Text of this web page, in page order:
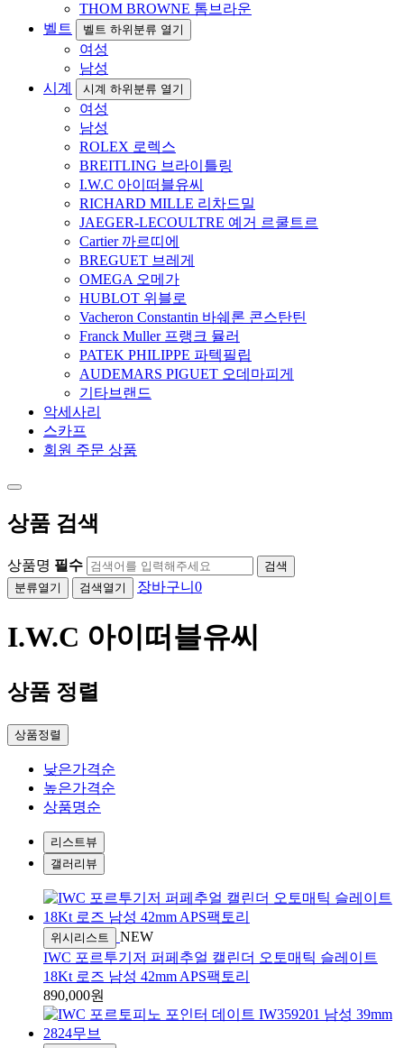
THOM BROWNE 톰브라운
벨트
벨트 하위분류 열기
여성
남성
시계
시계 하위분류 열기
여성
남성
ROLEX 로렉스
BREITLING 브라이틀링
I.W.C 아이떠블유씨
RICHARD MILLE 리차드밀
JAEGER-LECOULTRE 예거 르쿨트르
Cartier 까르띠에
BREGUET 브레게
OMEGA 오메가
HUBLOT 위블로
Vacheron Constantin 바쉐론 콘스탄틴
Franck Muller 프랭크 뮬러
PATEK PHILIPPE 파텍필립
AUDEMARS PIGUET 오데마피게
기타브랜드
악세사리
스카프
회원 주문 상품
상품 검색
상품명 필수
검색
분류열기
검색열기 장바구니 0
I.W.C 아이떠블유씨
상품 정렬
상품정렬
낮은가격순
높은가격순
상품명순
리스트뷰
갤러리뷰
위시리스트
NEW
IWC 포르투기저 퍼페추얼 캘린더 오토매틱 슬레이트
18Kt 로즈 남성 42mm APS팩토리
890,000원